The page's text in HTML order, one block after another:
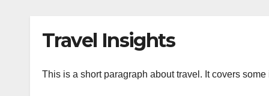
Travel Insights
This is a short paragraph about travel. It covers